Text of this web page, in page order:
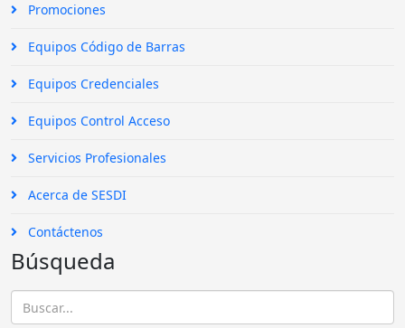
Promociones
Equipos Código de Barras
Equipos Credenciales
Equipos Control Acceso
Servicios Profesionales
Acerca de SESDI
Contáctenos
Búsqueda